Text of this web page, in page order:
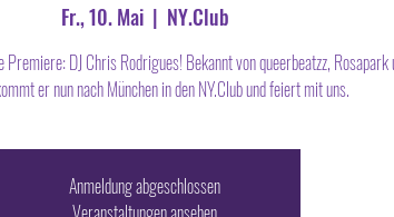
Fr., 10. Mai
  |
NY.Club
Premiere: DJ Chris Rodrigues! Bekannt von queerbeatzz, Rosapark
er nun nach München in den NY.Club und feiert mit uns.
Anmeldung abgeschlossen